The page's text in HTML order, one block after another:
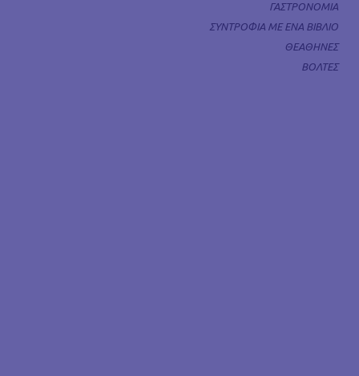
ΓΑΣΤΡΟΝΟΜΙΑ
ΣΥΝΤΡΟΦΙΑ ΜΕ ΕΝΑ ΒΙΒΛΙΟ
ΘΕΑΘΗΝΕΣ
ΒΟΛΤΕΣ